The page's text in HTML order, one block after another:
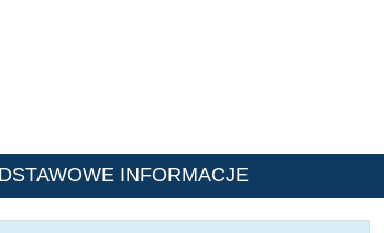
INFORMACJE